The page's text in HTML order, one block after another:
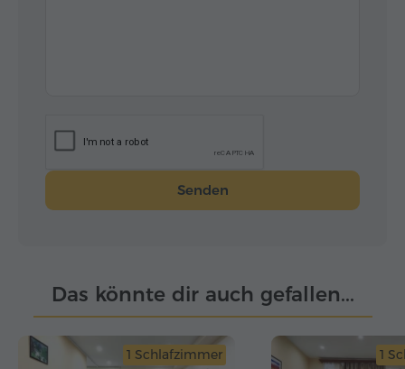
Senden
Das könnte dir auch gefallen...
1 Schlafzimmer 1